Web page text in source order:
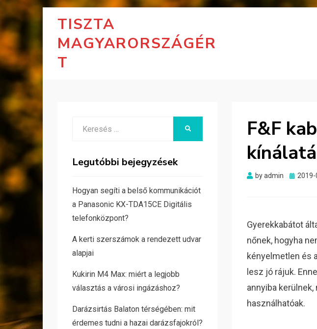
TISZTA
MAGYARORSZÁGÉR
T
F&F
byadmin
Posted
Gyerekkabátot
nőnek, hogyha
kényelmetlen és
lesz jó rájuk.
annyiba
használhatóak.
Legutóbbi bejegyzések
Hogyan segíti a belső kommunikációt
a Panasonic KX-TDA15CE Digitális
telefonközpont?
A kerti szerszámok a rendezett udvar
alapjai
Kukirin M4 Max: miért a legjobb
választás a városi ingázáshoz?
Darázsirtás Balaton térségében: mit
érdemes tudni a hazai darázsfajokról?